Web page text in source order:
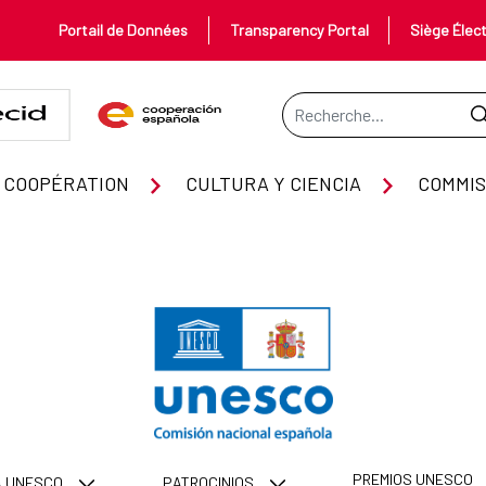
Portail de Données Transparency Portal Siège
Barre de recherche
CULTURA Y CIENCIA
UNESCO PATROCINIOS PREMIOS UNESCO